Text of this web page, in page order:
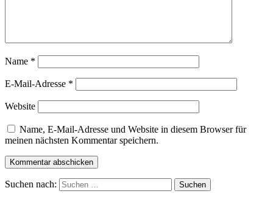
Name *
E-Mail-Adresse *
Website
Name, E-Mail-Adresse und Website in diesem Browser für
meinen nächsten Kommentar speichern.
Suchen nach: